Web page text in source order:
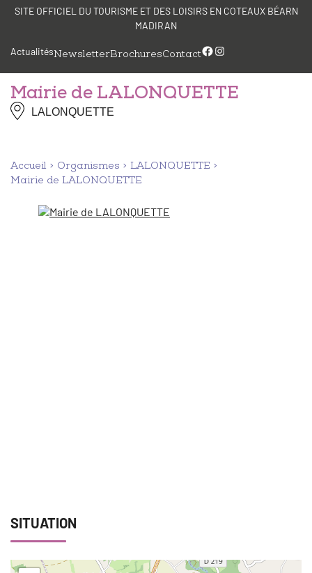
Panneau de gestion des cookies
AllerSITE OFFICIEL DU TOURISME ET DES LOISIRS EN COTEAUX BÉARN
MADIRAN
ActualitésNewsletterBrochuresContactFacebook
Instagram
Mairie de LALONQUETTE
LALONQUETTE
Accueil Organismes
LALONQUETTE
Mairie de LALONQUETTE
SITUATION